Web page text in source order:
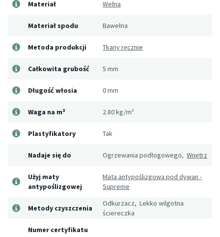
Materiał Wełna
Materiał spodu Bawełna
Metoda produkcji Tkany ręcznie
Całkowita grubość 5 mm
Długość włosia 0 mm
Waga na m² 2.80 kg/m²
Plastyfikatory Tak
Nadaje się do Ogrzewania podłogowego, Wnętrz
Użyj maty
antypoślizgowej
Mata antypoślizgowa pod dywan -
Supreme
Metody czyszczenia
Odkurzacz, Lekko wilgotna
ściereczka
Numer certyfikatu